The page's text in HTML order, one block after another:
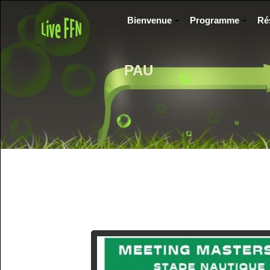
PAU
Bienvenue Programme